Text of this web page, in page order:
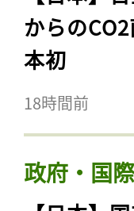
からの
本初
18時間前
政府・国